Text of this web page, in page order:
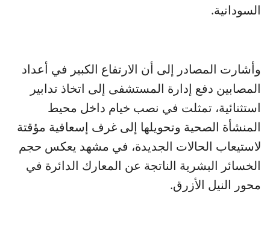
السودانية.
وأشارت المصادر إلى أن الارتفاع الكبير في أعداد
المصابين دفع إدارة المستشفى إلى اتخاذ تدابير
استثنائية، تمثلت في نصب خيام داخل محيط
المنشأة الصحية وتحويلها إلى غرف إسعافية مؤقتة
لاستيعاب الحالات الجديدة، في مشهد يعكس حجم
الخسائر البشرية الناتجة عن المعارك الدائرة في
محور النيل الأزرق.